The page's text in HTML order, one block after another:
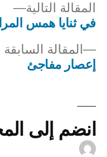
تصفّح
المقالات
المقالة السابقة
إعصار مفاجئ
المقالة التالية
في ثنايا همس
انضم إلى